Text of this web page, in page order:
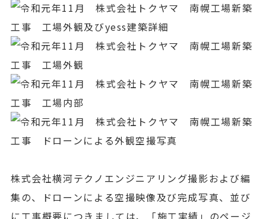
株式会社横河テクノエンジニアリング撮影および編
集の、ドローンによる空撮映像及び完成写真、並び